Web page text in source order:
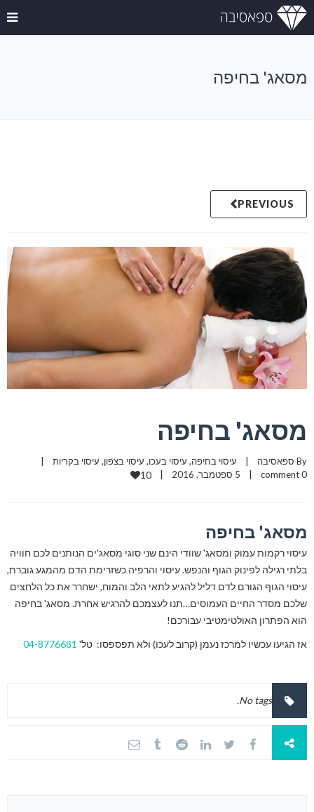
מסאג' בחיפה
PREVIOUS
מסאג' בחיפה
By ספאסיבה | עיסוי בחיפה, עיסוי בעכו, עיסוי בצפון, עיסוי בקריות
|
0 comment
| 5 ספטמבר, 2016 |
10
מסאג' בחיפה
עיסוי רקמות עמוק ומסאג' שוודי הינם שני סוגי מסאג'ים הנותנים לכם חוויה
בלתי רגילה לפינוק הגוף והנפש. עיסוי והרפיה כשזרימת הדם מהמגע גוברת,
עיסוי הגוף הגורם לדם דליל להגיע לתאי הלב והמוח, ישחרר את כל הלחצים
שלכם מסדר החיים העמוסים…תנו לעצמכם להרגיש אחרת. מסאג' בחיפה
הוא הפתרון האולטימטיבי עבורכם!
אז הגיעו עכשיו למרכז נעמן (קרוב לעכו) ולא תפספסו: טל' 04-8776681
No tags.